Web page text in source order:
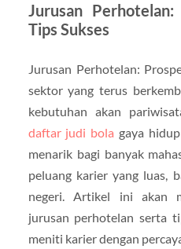
Jurusan
Tips Sukses
Jurusan Perhotelan:
sektor yang terus
kebutuhan akan
daftar judi bola gaya
menarik bagi banyak
peluang karier yang luas,
negeri. Artikel ini akan
jurusan perhotelan serta
meniti karier dengan